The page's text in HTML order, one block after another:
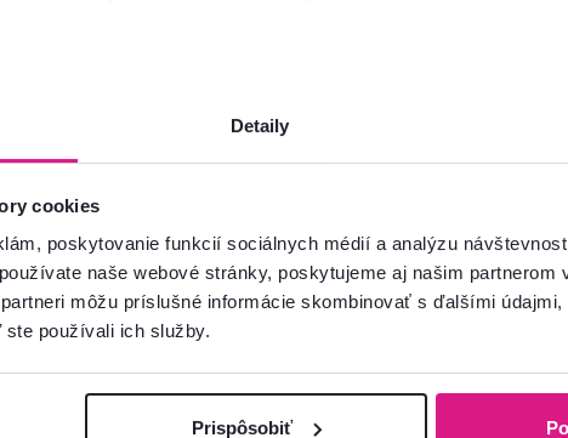
Detaily
cookies
poskytovanie funkcií sociálnych médií a analýzu
naše webové stránky, poskytujeme aj našim partnerom
môžu príslušné informácie skombinovať s ďalšími
používali ich služby.
Prispôsobiť